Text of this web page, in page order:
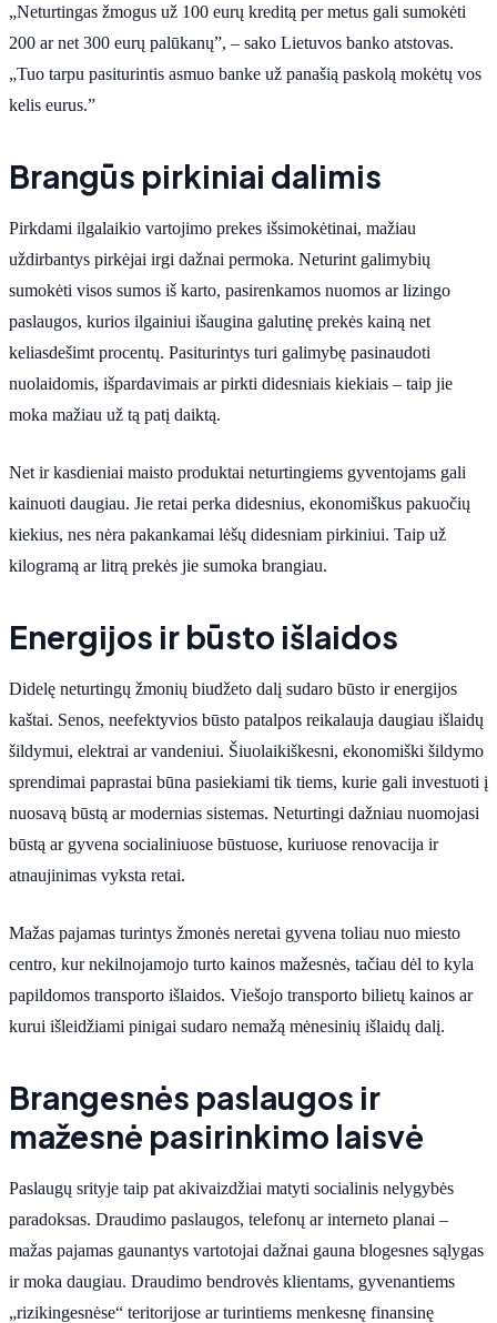
„Neturtingas žmogus už 100 eurų kreditą per metus gali sumokėti
200 ar net 300 eurų palūkanų”, – sako Lietuvos banko atstovas.
„Tuo tarpu pasiturintis asmuo banke už panašią paskolą mokėtų vos
kelis eurus.”
Brangūs pirkiniai dalimis
Pirkdami ilgalaikio vartojimo prekes išsimokėtinai, mažiau
uždirbantys pirkėjai irgi dažnai permoka. Neturint galimybių
sumokėti visos sumos iš karto, pasirenkamos nuomos ar lizingo
paslaugos, kurios ilgainiui išaugina galutinę prekės kainą net
keliasdešimt procentų. Pasiturintys turi galimybę pasinaudoti
nuolaidomis, išpardavimais ar pirkti didesniais kiekiais – taip jie
moka mažiau už tą patį daiktą.
Net ir kasdieniai maisto produktai neturtingiems gyventojams gali
kainuoti daugiau. Jie retai perka didesnius, ekonomiškus pakuočių
kiekius, nes nėra pakankamai lėšų didesniam pirkiniui. Taip už
kilogramą ar litrą prekės jie sumoka brangiau.
Energijos ir būsto išlaidos
Didelę neturtingų žmonių biudžeto dalį sudaro būsto ir energijos
kaštai. Senos, neefektyvios būsto patalpos reikalauja daugiau išlaidų
šildymui, elektrai ar vandeniui. Šiuolaikiškesni, ekonomiški šildymo
sprendimai paprastai būna pasiekiami tik tiems, kurie gali investuoti į
nuosavą būstą ar modernias sistemas. Neturtingi dažniau nuomojasi
būstą ar gyvena socialiniuose būstuose, kuriuose renovacija ir
atnaujinimas vyksta retai.
Mažas pajamas turintys žmonės neretai gyvena toliau nuo miesto
centro, kur nekilnojamojo turto kainos mažesnės, tačiau dėl to kyla
papildomos transporto išlaidos. Viešojo transporto bilietų kainos ar
kurui išleidžiami pinigai sudaro nemažą mėnesinių išlaidų dalį.
Brangesnės paslaugos ir
mažesnė pasirinkimo laisvė
Paslaugų srityje taip pat akivaizdžiai matyti socialinis nelygybės
paradoksas. Draudimo paslaugos, telefonų ar interneto planai –
mažas pajamas gaunantys vartotojai dažnai gauna blogesnes sąlygas
ir moka daugiau. Draudimo bendrovės klientams, gyvenantiems
„rizikingesnėse“ teritorijose ar turintiems menkesnę finansinę